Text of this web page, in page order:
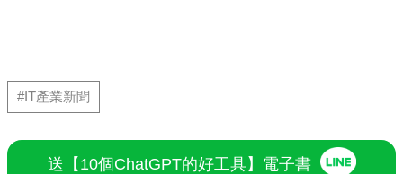
#IT產業新聞
送【10個ChatGPT的好工具】電子書